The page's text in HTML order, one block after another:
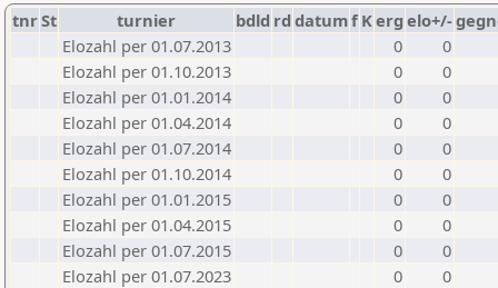
tnrSt turnier bdld rd datumf Kerg elo+/-
Elozahl per 01.07.2013
0
0
Elozahl per 01.10.2013
0
0
Elozahl per 01.01.2014
0
0
Elozahl per 01.04.2014
0
0
Elozahl per 01.07.2014
0
0
Elozahl per 01.10.2014
0
0
Elozahl per 01.01.2015
0
0
Elozahl per 01.04.2015
0
0
Elozahl per 01.07.2015
0
0
Elozahl per 01.07.2023
0
0